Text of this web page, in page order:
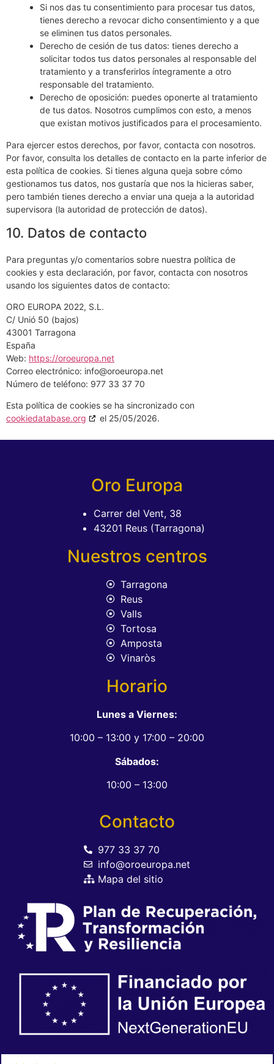
Si nos das tu consentimiento para procesar tus datos,
tienes derecho a revocar dicho consentimiento y a que
se eliminen tus datos personales.
Derecho de cesión de tus datos: tienes derecho a
solicitar todos tus datos personales al responsable del
tratamiento y a transferirlos íntegramente a otro
responsable del tratamiento.
Derecho de oposición: puedes oponerte al tratamiento
de tus datos. Nosotros cumplimos con esto, a menos
que existan motivos justificados para el procesamiento.
Para ejercer estos derechos, por favor, contacta con nosotros.
Por favor, consulta los detalles de contacto en la parte inferior de
esta política de cookies. Si tienes alguna queja sobre cómo
gestionamos tus datos, nos gustaría que nos la hicieras saber,
pero también tienes derecho a enviar una queja a la autoridad
supervisora (la autoridad de protección de datos).
10. Datos de contacto
Para preguntas y/o comentarios sobre nuestra política de
cookies y esta declaración, por favor, contacta con nosotros
usando los siguientes datos de contacto:
ORO EUROPA 2022, S.L.
C/ Unió 50 (bajos)
43001 Tarragona
España
Web: https://oroeuropa.net
Correo electrónico: info@oroeuropa.net
Número de teléfono: 977 33 37 70
Esta política de cookies se ha sincronizado con
cookiedatabase.org
el 25/05/2026.
Oro Europa
Carrer del Vent, 38
43201 Reus (Tarragona)
Nuestros centros
Tarragona
Reus
Valls
Tortosa
Amposta
Vinaròs
Horario
Lunes a Viernes:
10:00 – 13:00 y 17:00 – 20:00
Sábados:
10:00 – 13:00
Contacto
977 33 37 70
info@oroeuropa.net
Mapa del sitio